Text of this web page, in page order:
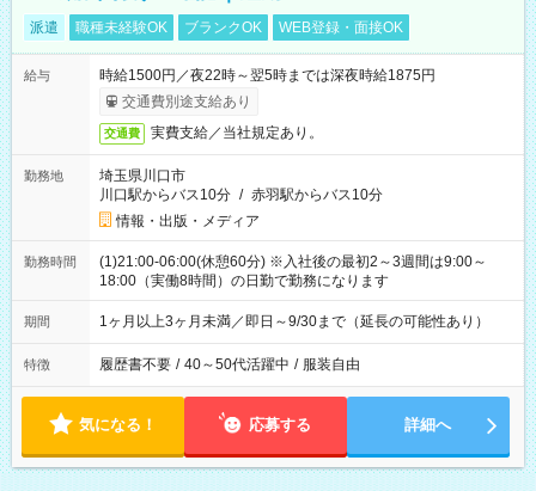
派遣 職種未経験OK ブランクOK WEB登録・面接OK
給与
時給1500円／夜22時～翌5時までは深夜時給1875円
交通費別途支給あり
交通費 実費支給／当社規定あり。
勤務地
埼玉県川口市
川口駅からバス10分 / 赤羽駅からバス10分
情報・出版・メディア
勤務時間
(1)21:00-06:00(休憩60分) ※入社後の最初2～3週間は9:00～
18:00（実働8時間）の日勤で勤務になります
期間 1ヶ月以上3ヶ月未満／即日～9/30まで（延長の可能性あり）
特徴 履歴書不要 / 40～50代活躍中 / 服装自由
気になる！ 応募する 詳細へ